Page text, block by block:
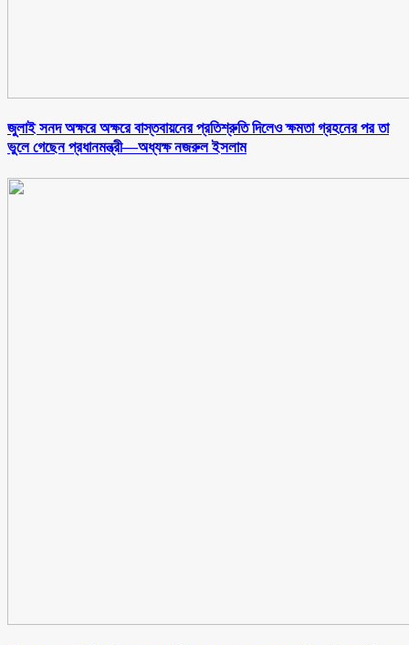
জুলাই সনদ অক্ষরে অক্ষরে বাস্তবায়নের প্রতিশ্রুতি দিলেও ক্ষমতা গ্রহনের পর তা
ভুলে গেছেন প্রধানমন্ত্রী—অধ্যক্ষ নজরুল ইসলাম